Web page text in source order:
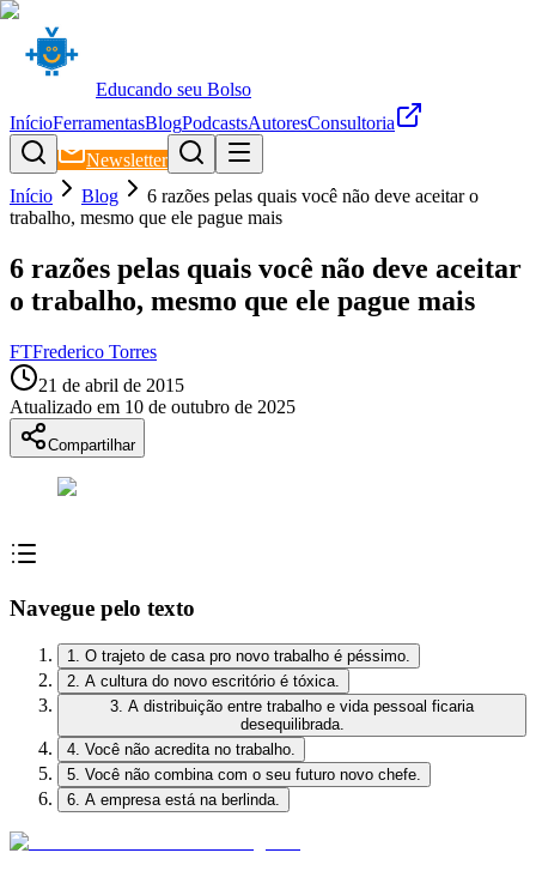
Educando seu Bolso
InícioFerramentasBlogPodcastsAutoresConsultoria
Newsletter
Início
Blog
6 razões pelas quais você não deve aceitar o
trabalho, mesmo que ele pague mais
6 razões pelas quais você não deve aceitar
o trabalho, mesmo que ele pague mais
FTFrederico Torres
21 de abril de 2015
Atualizado em 10 de outubro de 2025
Compartilhar
Navegue pelo texto
1. O trajeto de casa pro novo trabalho é péssimo.
2. A cultura do novo escritório é tóxica.
3. A distribuição entre trabalho e vida pessoal ficaria
desequilibrada.
4. Você não acredita no trabalho.
5. Você não combina com o seu futuro novo chefe.
6. A empresa está na berlinda.